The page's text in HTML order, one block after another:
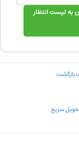
به لیست انتظار
سریع